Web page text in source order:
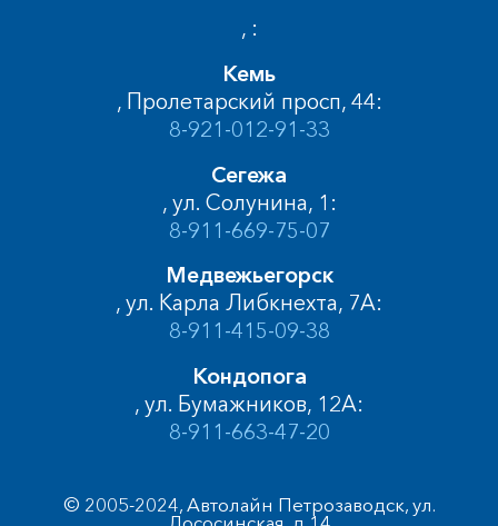
, :
Кемь
, Пролетарский просп, 44:
8-921-012-91-33
Сегежа
, ул. Солунина, 1:
8-911-669-75-07
Медвежьегорск
, ул. Карла Либкнехта, 7А:
8-911-415-09-38
Кондопога
, ул. Бумажников, 12А:
8-911-663-47-20
© 2005-2024, Автолайн Петрозаводск, ул.